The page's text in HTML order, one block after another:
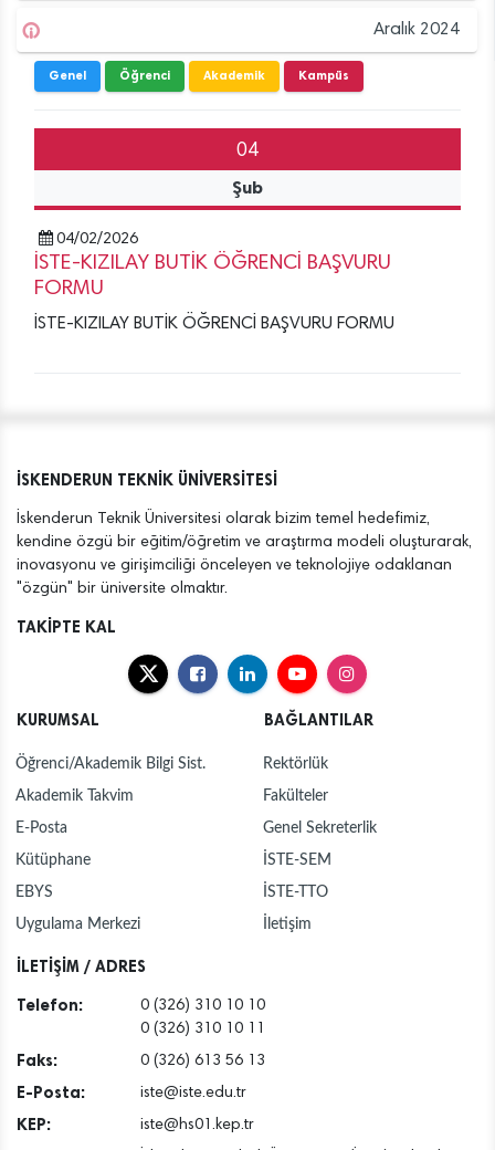
Aralık 2024
Genel Öğrenci Akademik Kampüs
04
Şub
04/02/2026
İSTE-KIZILAY BUTİK ÖĞRENCİ BAŞVURU
FORMU
İSTE-KIZILAY BUTİK ÖĞRENCİ BAŞVURU FORMU
İSKENDERUN TEKNİK ÜNİVERSİTESİ
İskenderun Teknik Üniversitesi olarak bizim temel hedefimiz,
kendine özgü bir eğitim/öğretim ve araştırma modeli oluşturarak,
inovasyonu ve girişimciliği önceleyen ve teknolojiye odaklanan
"özgün" bir üniversite olmaktır.
TAKİPTE KAL
KURUMSAL
Öğrenci/Akademik Bilgi Sist.
Akademik Takvim
E-Posta
Kütüphane
EBYS
Uygulama Merkezi
BAĞLANTILAR
Rektörlük
Fakülteler
Genel Sekreterlik
İSTE-SEM
İSTE-TTO
İletişim
İLETİŞİM / ADRES
Telefon:
0 (326) 310 10 10
0 (326) 310 10 11
Faks: 0 (326) 613 56 13
E-Posta: iste@iste.edu.tr
KEP: iste@hs01.kep.tr